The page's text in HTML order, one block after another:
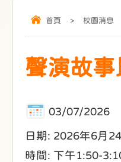
首頁 > 校園消息
聲演故事
03/07/2026
日期: 2026年6月
時間: 下午1:50-